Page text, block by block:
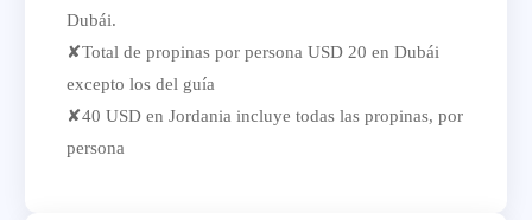
Dubái.
✘Total de propinas por persona USD 20 en Dubái
excepto los del guía
✘40 USD en Jordania incluye todas las propinas, por
persona